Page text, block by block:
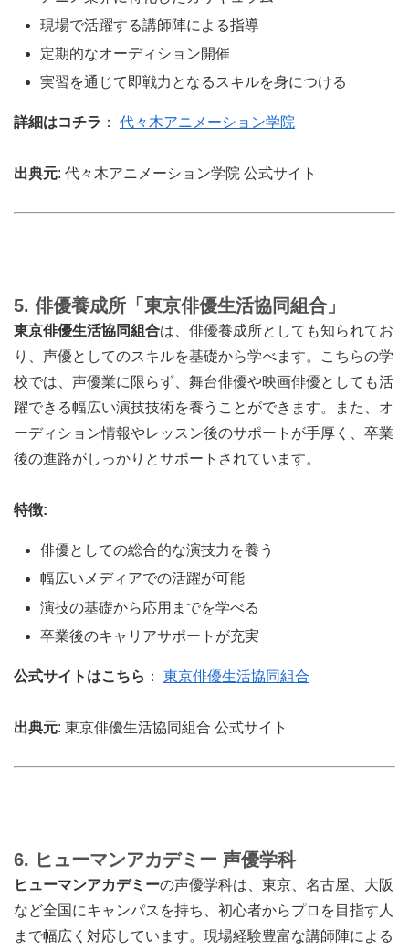
現場で活躍する講師陣による指導
定期的なオーディション開催
実習を通じて即戦力となるスキルを身につける
詳細はコチラ ： 代々木アニメーション学院
出典元: 代々木アニメーション学院 公式サイト
5. 俳優養成所「東京俳優生活協同組合」
東京俳優生活協同組合は、俳優養成所としても知られてお
り、声優としてのスキルを基礎から学べます。こちらの学
校では、声優業に限らず、舞台俳優や映画俳優としても活
躍できる幅広い演技技術を養うことができます。また、オ
ーディション情報やレッスン後のサポートが手厚く、卒業
後の進路がしっかりとサポートされています。
特徴:
俳優としての総合的な演技力を養う
幅広いメディアでの活躍が可能
演技の基礎から応用までを学べる
卒業後のキャリアサポートが充実
公式サイトはこちら ： 東京俳優生活協同組合
出典元: 東京俳優生活協同組合 公式サイト
6. ヒューマンアカデミー 声優学科
ヒューマンアカデミーの声優学科は、東京、名古屋、大阪
など全国にキャンパスを持ち、初心者からプロを目指す人
まで幅広く対応しています。現場経験豊富な講師陣による